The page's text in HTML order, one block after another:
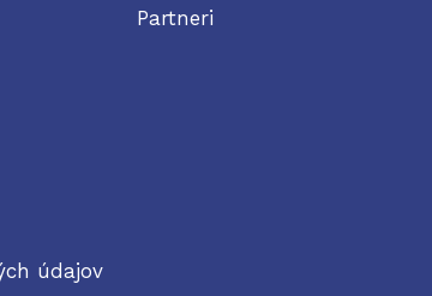
údajov
Partneri